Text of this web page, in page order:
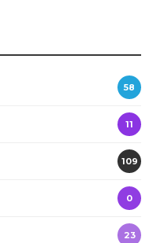
58
11
109
0
23